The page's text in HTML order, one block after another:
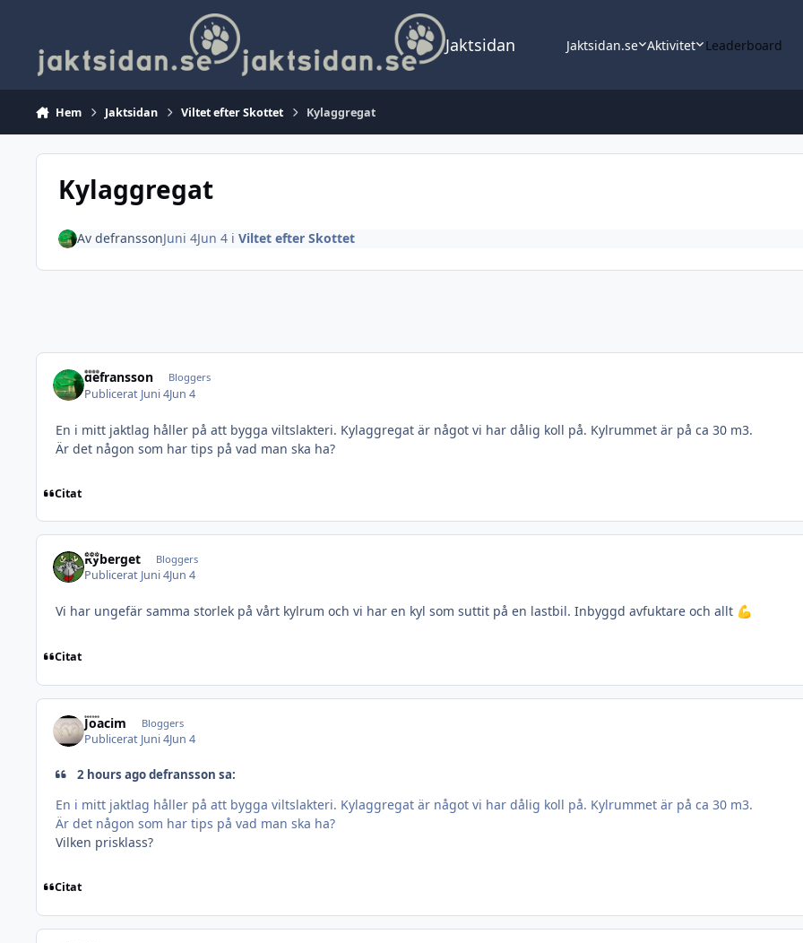
Jaktsidan Jaktsidan.se Aktivitet Leaderboard
Hem Jaktsidan Viltet efter Skottet Kylaggregat
Kylaggregat
Av defranssonJuni 4Jun 4i Viltet efter Skottet
defransson Bloggers
Publicerat Juni 4Jun 4
En i mitt jaktlag håller på att bygga viltslakteri. Kylaggregat är något vi har dålig koll på. Kylrummet är på ca 30 m3.
Är det någon som har tips på vad man ska ha?
Citat
Ryberget Bloggers
Publicerat Juni 4Jun 4
Vi har ungefär samma storlek på vårt kylrum och vi har en kyl som suttit på en lastbil. Inbyggd avfuktare och allt 💪
Citat
Joacim Bloggers
Publicerat Juni 4Jun 4
2 hours ago defransson sa:
En i mitt jaktlag håller på att bygga viltslakteri. Kylaggregat är något vi har dålig koll på. Kylrummet är på ca 30 m3.
Är det någon som har tips på vad man ska ha?
Vilken prisklass?
Citat